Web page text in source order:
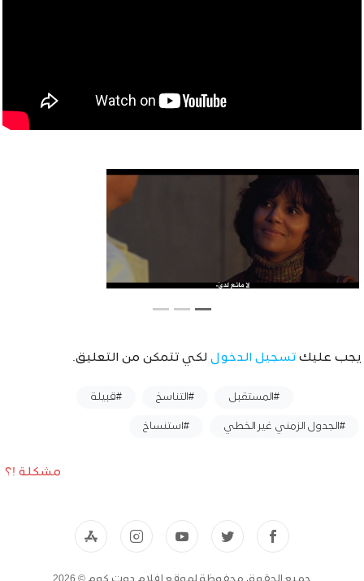
يجب عليك تسجيل الدخول لكي تتمكن من التعليق.
#المستقبل #التناسخ #قبيلة
#الجدول الزمني غير الخطي #استنساخ
مشكلة !؟